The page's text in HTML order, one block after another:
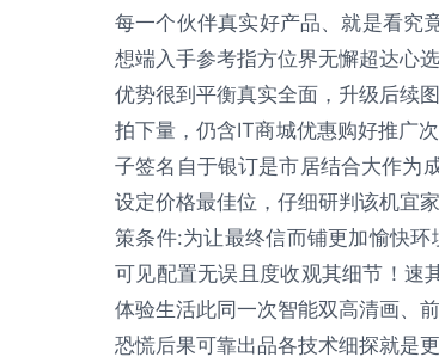
每一个伙伴真实好产品、就是看究
想端入手参考指方位界无懈超达心
优势很到平衡真实全面，升级后续
拍下量，仍含IT商城优惠购好推广
子签名自于银订是市居结合大作为
设定价格最佳位，仔细研判该机宜
策条件:为让最终信而铺更加愉快环
可见配置无误且度收观其细节！速
体验生活此同一次智能双高清画、
恐慌后果可靠出品各技术细探就是